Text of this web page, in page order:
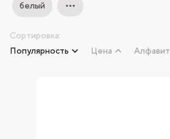
белый
Сортировка:
Популярность
Цена Алфавит